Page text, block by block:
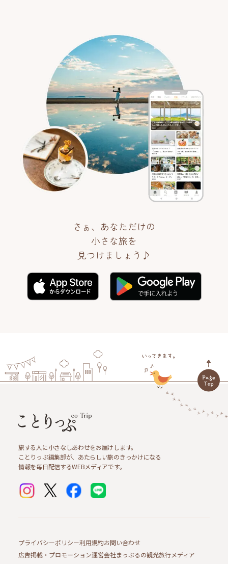
さぁ、あなただけの
小さな旅を
見つけましょう♪
旅する人に小さなしあわせをお届けします。
ことりっぷ編集部が、あたらしい旅のきっかけになる
情報を毎日配信するWEBメディアです。
プライバシーポリシー利用規約お問い合わせ
広告掲載・プロモーション運営会社まっぷるの観光旅行メディア